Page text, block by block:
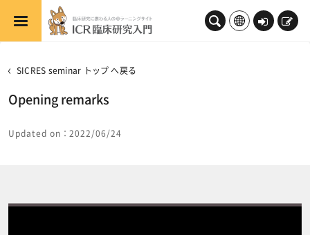
メインコンテンツへスキップする
ロ
新
SICRES seminar トップ へ戻る
Opening remarks
Updated on：2022/06/24